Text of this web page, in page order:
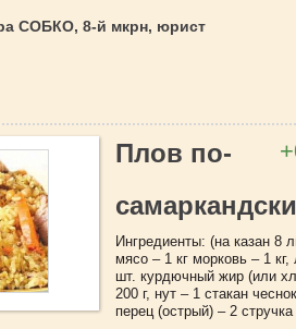
СОБКО, 8-й мкрн, юрист
Плов по-
самаркандски
Ингредиенты: (на казан 8
мясо – 1 кг морковь – 1
шт. курдючный жир (или
200 г, нут – 1 стакан
перец (острый) – 2